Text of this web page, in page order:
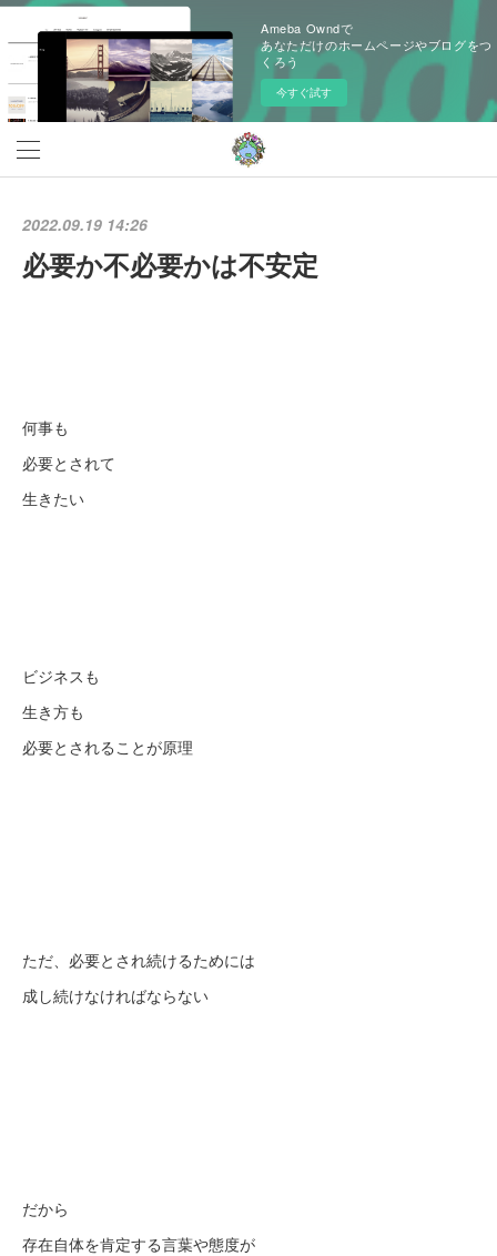
Ameba Owndで
あなただけのホームページやブログをつ
くろう
今すぐ試す
2022.09.19 14:26
必要か不必要かは不安定
何事も
必要とされて
生きたい
ビジネスも
生き方も
必要とされることが原理
ただ、必要とされ続けるためには
成し続けなければならない
だから
存在自体を肯定する言葉や態度が